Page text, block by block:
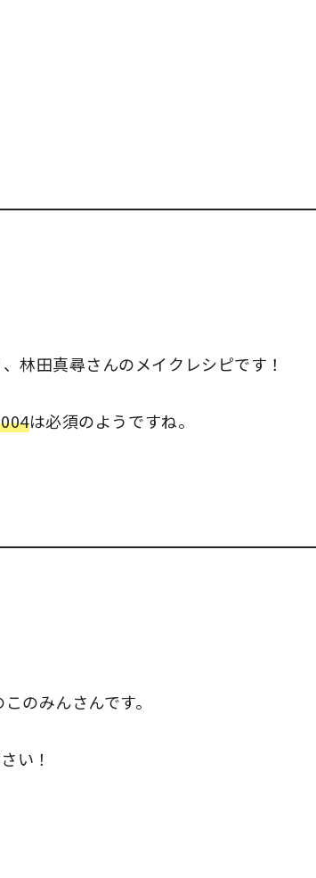
林田真尋さんのメイクレシピです！
は必須のようですね。
のみんさんです。
い！